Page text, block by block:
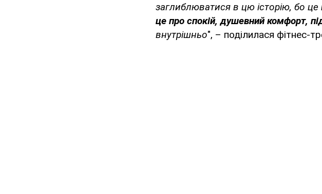
заглиблюватися в цю історію, бо
це про спокій, душевний комфорт,
внутрішньо", – поділилася фітнес-